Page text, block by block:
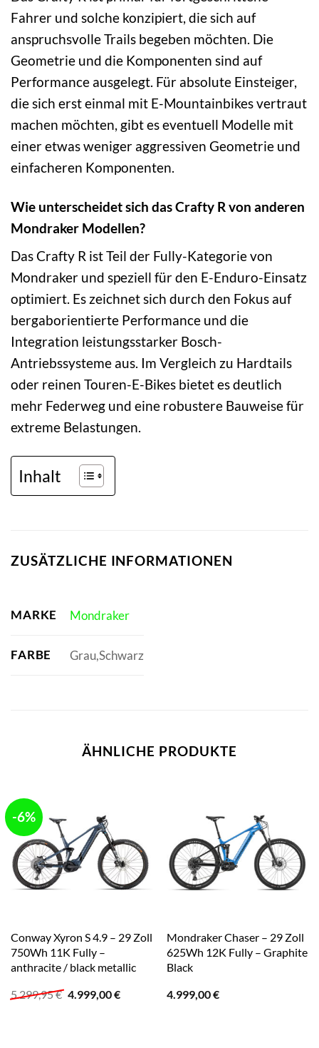
Fahrer und solche konzipiert, die sich auf
anspruchsvolle Trails begeben möchten. Die
Geometrie und die Komponenten sind auf
Performance ausgelegt. Für absolute Einsteiger,
die sich erst einmal mit E-Mountainbikes vertraut
machen möchten, gibt es eventuell Modelle mit
einer etwas weniger aggressiven Geometrie und
einfacheren Komponenten.
Wie unterscheidet sich das Crafty R von anderen
Mondraker Modellen?
Das Crafty R ist Teil der Fully-Kategorie von
Mondraker und speziell für den E-Enduro-Einsatz
optimiert. Es zeichnet sich durch den Fokus auf
bergaborientierte Performance und die
Integration leistungsstarker Bosch-
Antriebssysteme aus. Im Vergleich zu Hardtails
oder reinen Touren-E-Bikes bietet es deutlich
mehr Federweg und eine robustere Bauweise für
extreme Belastungen.
Inhalt
ZUSÄTZLICHE INFORMATIONEN
MARKE Mondraker
FARBE Grau,Schwarz
ÄHNLICHE PRODUKTE
-6%
Conway Xyron S 4.9 – 29 Zoll
750Wh 11K Fully –
anthracite / black metallic
5.299,95€ Ursprünglicher
4.999,00€Aktueller
Mondraker Chaser – 29 Zoll
625Wh 12K Fully – Graphite
Black
4.999,00€